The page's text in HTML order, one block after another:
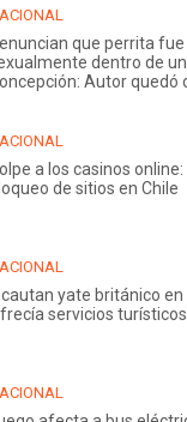
que perrita
dentro de
Autor quedó
a los casinos
de sitios en Chile
yate británico
servicios